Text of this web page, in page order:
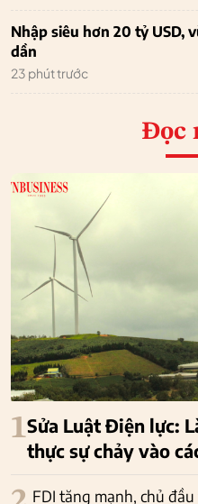
Nhập siêu hơn 20 tỷ USD,
dần
23 phút trước
Đọc
1Sửa Luật Điện lực:
thực sự chảy vào
FDI tăng mạnh, chủ